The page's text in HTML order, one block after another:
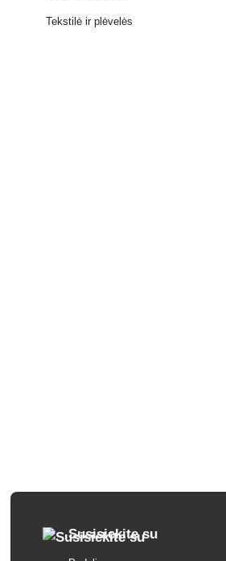
Tekstilė ir plėvelės
Susisiekite su